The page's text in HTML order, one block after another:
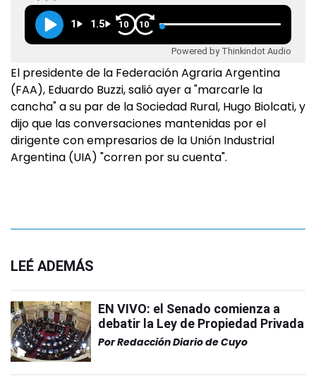
1 1.5 10 10
Powered by Thinkindot Audio
El presidente de la Federación Agraria Argentina
(FAA), Eduardo Buzzi, salió ayer a "marcarle la
cancha" a su par de la Sociedad Rural, Hugo Biolcati, y
dijo que las conversaciones mantenidas por el
dirigente con empresarios de la Unión Industrial
Argentina (UIA) "corren por su cuenta".
LEÉ ADEMÁS
EN VIVO: el Senado comienza a
debatir la Ley de Propiedad Privada
PorRedacción Diario de Cuyo